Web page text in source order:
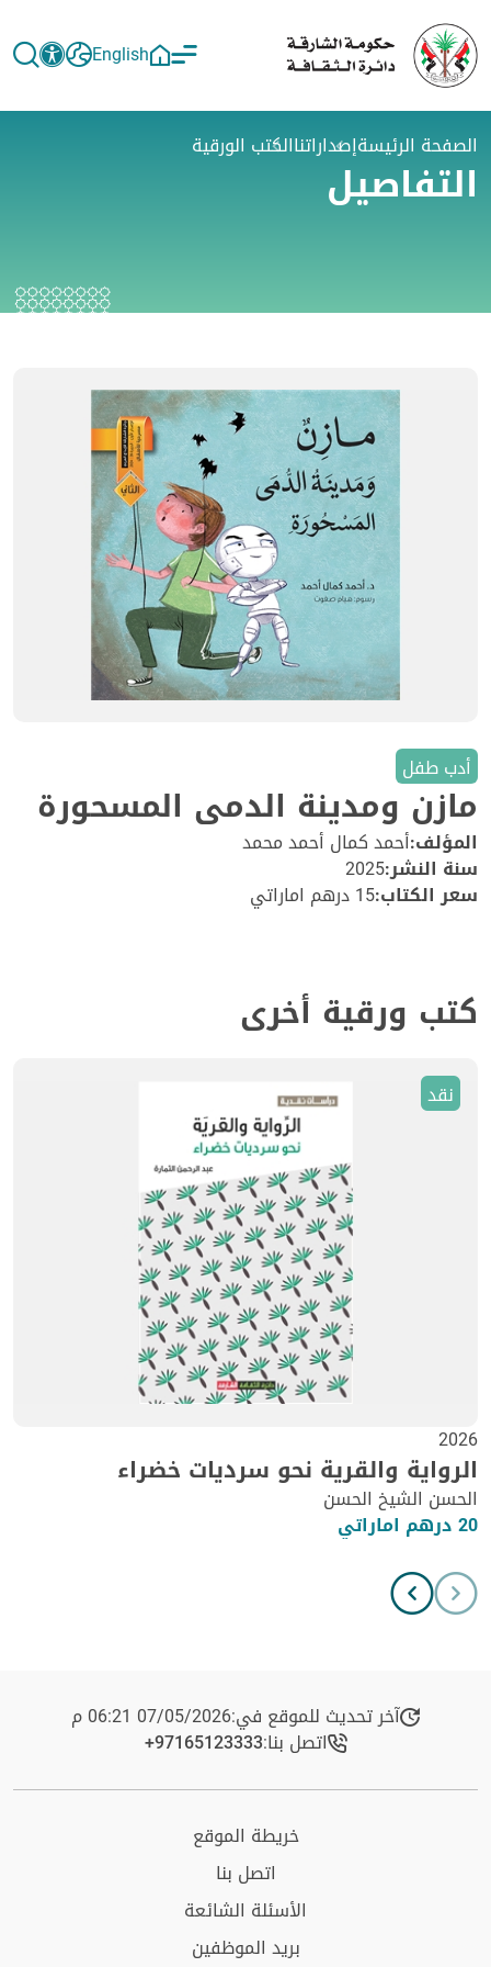
English
الصفحة الرئيسةإصداراتناالكتب الورقية
التفاصيل
أدب طفل
مازن ومدينة الدمى المسحورة
المؤلف:أحمد كمال أحمد محمد
سنة النشر:2025
سعر الكتاب:15 درهم اماراتي
كتب ورقية أخرى
نقد
2026
الرواية والقرية نحو سرديات خضراء
الحسن الشيخ الحسن
20 درهم اماراتي
آخر تحديث للموقع في:07/05/2026 06:21 م
اتصل بنا:+97165123333​
خريطة الموقع
اتصل بنا
الأسئلة الشائعة
بريد الموظفين